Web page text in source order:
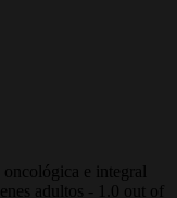
e integral
adultos - 1.0 out of